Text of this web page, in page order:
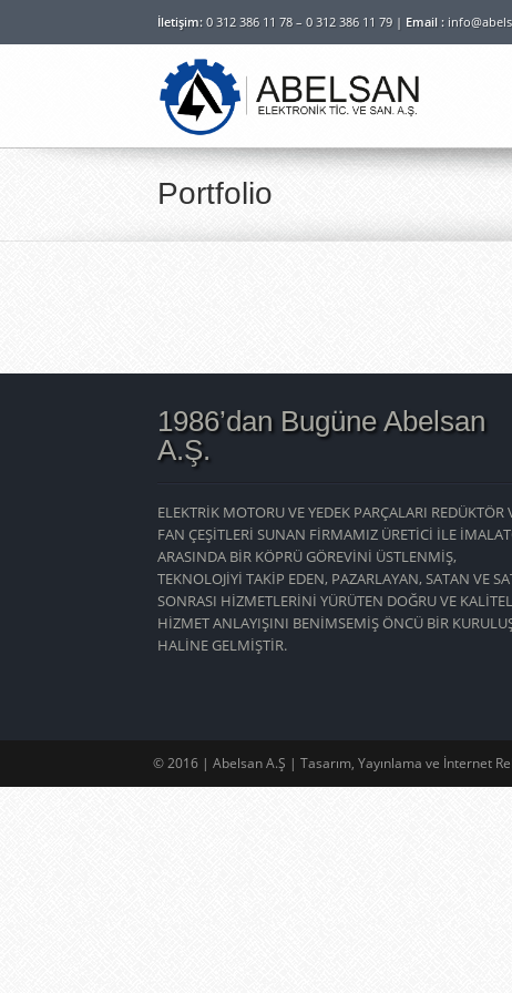
İletişim: 0 312 386 11 78 – 0 312 386 11 79 | Email :
Portfolio
1986’dan Bugüne Abelsan
A.Ş.
ELEKTRİK MOTORU VE YEDEK PARÇALARI REDÜKTÖR
FAN ÇEŞİTLERİ SUNAN FİRMAMIZ ÜRETİCİ İLE
ARASINDA BİR KÖPRÜ GÖREVİNİ ÜSTLENMİŞ,
TEKNOLOJİYİ TAKİP EDEN, PAZARLAYAN, SATAN VE
SONRASI HİZMETLERİNİ YÜRÜTEN DOĞRU VE
HİZMET ANLAYIŞINI BENİMSEMİŞ ÖNCÜ BİR
HALİNE GELMİŞTİR.
© 2016 | Abelsan A.Ş | Tasarım, Yayınlama ve İnternet